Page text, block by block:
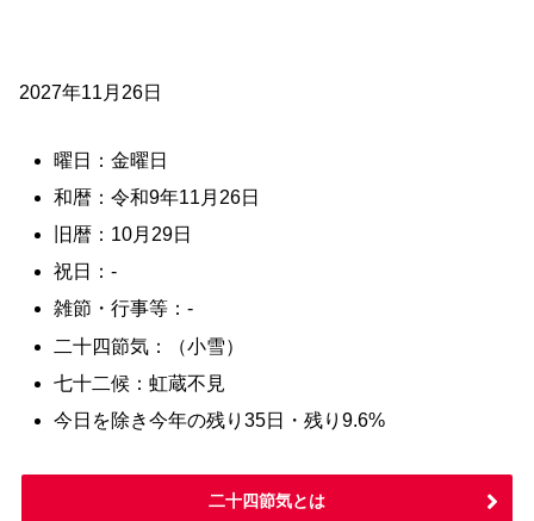
2027年11月26日
曜日：金曜日
和暦：令和9年11月26日
旧暦：10月29日
祝日：-
雑節・行事等：-
二十四節気：（小雪）
七十二候：虹蔵不見
今日を除き今年の残り35日・残り9.6%
二十四節気とは